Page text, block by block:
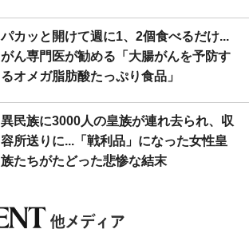
パカッと開けて週に1、2個食べるだけ...
がん専門医が勧める「大腸がんを予防す
るオメガ脂肪酸たっぷり食品」
異民族に3000人の皇族が連れ去られ、収
容所送りに...「戦利品」になった女性皇
族たちがたどった悲惨な結末